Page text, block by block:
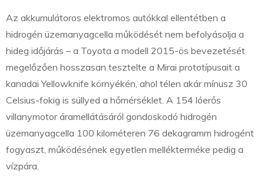
Az akkumulátoros elektromos autókkal ellentétben a
hidrogén üzemanyagcella működését nem befolyásolja a
hideg időjárás – a Toyota a modell 2015-ös bevezetését
megelőzően hosszasan tesztelte a Mirai prototípusait a
kanadai Yellowknife környékén, ahol télen akár mínusz 30
Celsius-fokig is süllyed a hőmérséklet. A 154 lóerős
villanymotor áramellátásáról gondoskodó hidrogén
üzemanyagcella 100 kilométeren 76 dekagramm hidrogént
fogyaszt, működésének egyetlen mellékterméke pedig a
vízpára.